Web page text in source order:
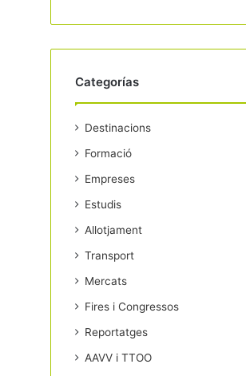
Categorías
Destinacions
Formació
Empreses
Estudis
Allotjament
Transport
Mercats
Fires i Congressos
Reportatges
AAVV i TTOO